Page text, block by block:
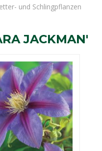
und Schlingpflanzen
JACKMAN'